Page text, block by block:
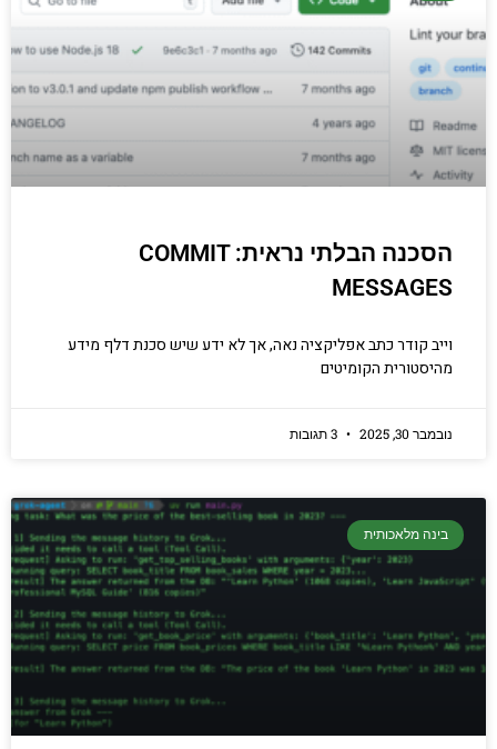
הסכנה הבלתי נראית: COMMIT
MESSAGES
וייב קודר כתב אפליקציה נאה, אך לא ידע שיש סכנת דלף מידע
מהיסטורית הקומיטים
נובמבר 30, 2025
בינה מלאכותית